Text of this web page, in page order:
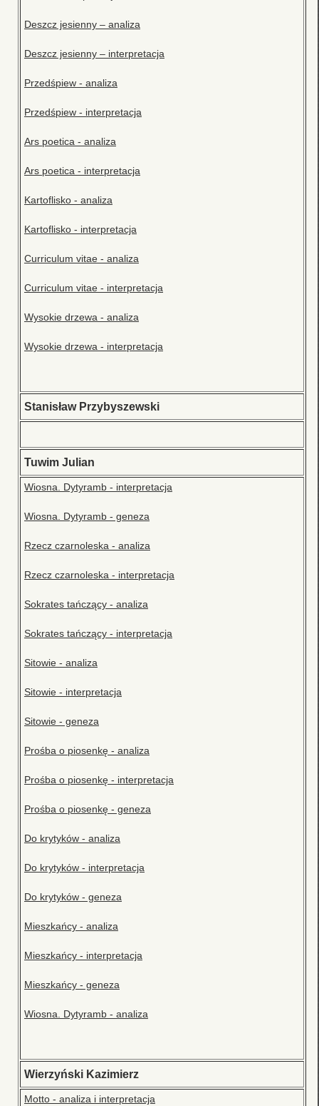
Deszcz jesienny – analiza
Deszcz jesienny – interpretacja
Przedśpiew - analiza
Przedśpiew - interpretacja
Ars poetica - analiza
Ars poetica - interpretacja
Kartoflisko - analiza
Kartoflisko - interpretacja
Curriculum vitae - analiza
Curriculum vitae - interpretacja
Wysokie drzewa - analiza
Wysokie drzewa - interpretacja
Stanisław Przybyszewski
Tuwim Julian
Wiosna. Dytyramb - interpretacja
Wiosna. Dytyramb - geneza
Rzecz czarnoleska - analiza
Rzecz czarnoleska - interpretacja
Sokrates tańczący - analiza
Sokrates tańczący - interpretacja
Sitowie - analiza
Sitowie - interpretacja
Sitowie - geneza
Prośba o piosenkę - analiza
Prośba o piosenkę - interpretacja
Prośba o piosenkę - geneza
Do krytyków - analiza
Do krytyków - interpretacja
Do krytyków - geneza
Mieszkańcy - analiza
Mieszkańcy - interpretacja
Mieszkańcy - geneza
Wiosna. Dytyramb - analiza
Wierzyński Kazimierz
Motto - analiza i interpretacja